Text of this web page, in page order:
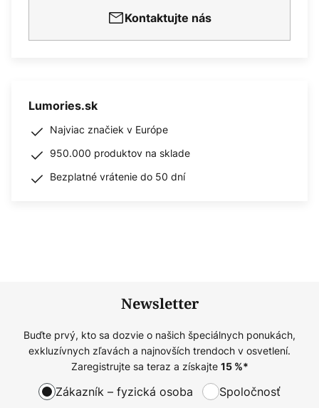
Kontaktujte nás
Lumories.sk
Najviac značiek v Európe
950.000 produktov na sklade
Bezplatné vrátenie do 50 dní
Newsletter
Buďte prvý, kto sa dozvie o našich špeciálnych ponukách,
exkluzívnych zľavách a najnovších trendoch v osvetlení.
Zaregistrujte sa teraz a získajte 15%*
Zákazník – fyzická osoba Spoločnosť